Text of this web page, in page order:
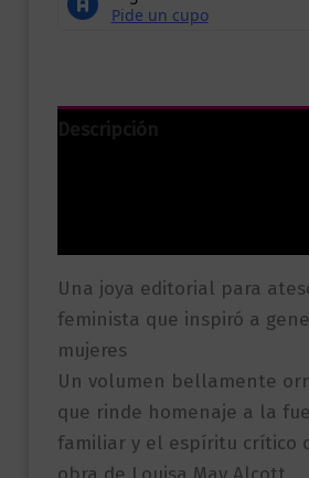
Descripción
Una joya editorial para
feminista que inspiró a
mujeres
Un volumen bellamente
que rinde homenaje a la
familiar y el espíritu crítico